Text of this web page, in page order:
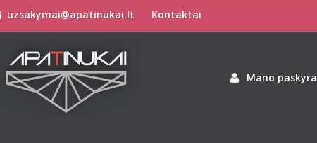
uzsakymai@apatinukai.lt Kontaktai
Mano paskyra